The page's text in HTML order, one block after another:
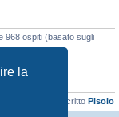
la
968 ospiti (basato sugli
• Ultimo iscritto Pisolo